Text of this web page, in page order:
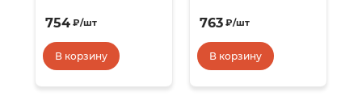
754 ₽/шт
В корзину
763 ₽/шт
В корзину